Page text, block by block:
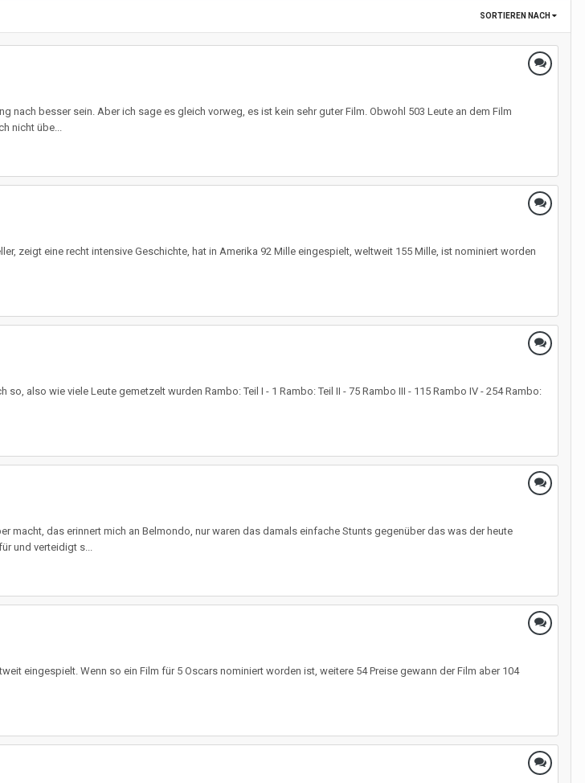
SORTIEREN NACH
nach besser sein. Aber ich sage es gleich vorweg, es ist kein sehr guter Film. Obwohl 503 Leute an dem Film
nicht übe...
zeigt eine recht intensive Geschichte, hat in Amerika 92 Mille eingespielt, weltweit 155 Mille, ist nominiert worden
also wie viele Leute gemetzelt wurden Rambo: Teil I - 1 Rambo: Teil II - 75 Rambo III - 115 Rambo IV - 254 Rambo:
macht, das erinnert mich an Belmondo, nur waren das damals einfache Stunts gegenüber das was der heute
und verteidigt s...
eingespielt. Wenn so ein Film für 5 Oscars nominiert worden ist, weitere 54 Preise gewann der Film aber 104